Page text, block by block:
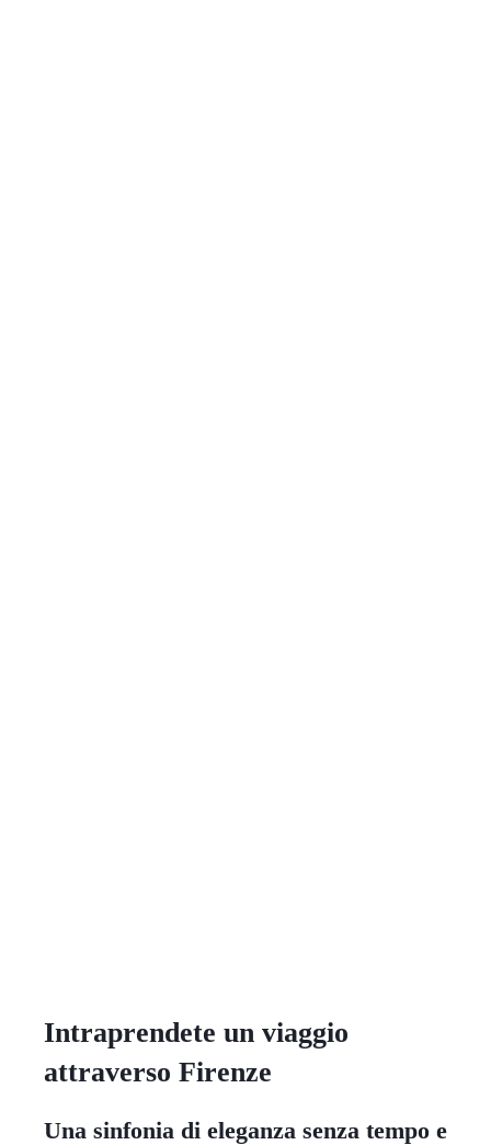
Intraprendete un viaggio
attraverso Firenze
Una sinfonia di eleganza senza tempo e